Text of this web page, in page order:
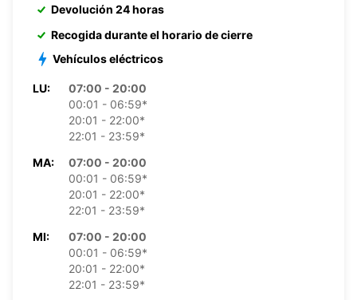
Devolución 24 horas
Recogida durante el horario de cierre
Vehículos eléctricos
LU:
07:00 - 20:00
00:01 - 06:59*
20:01 - 22:00*
22:01 - 23:59*
MA:
07:00 - 20:00
00:01 - 06:59*
20:01 - 22:00*
22:01 - 23:59*
MI:
07:00 - 20:00
00:01 - 06:59*
20:01 - 22:00*
22:01 - 23:59*